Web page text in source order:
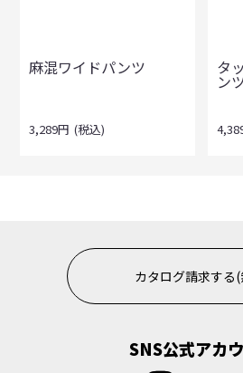
麻混ワイドパンツ
3,289円 (税込)
タ
ン
カタログ請求する
SNS公式アカ